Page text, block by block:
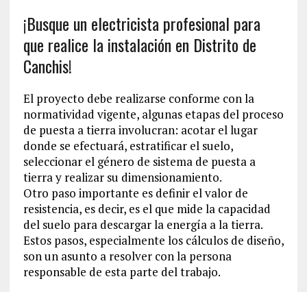
¡Busque un electricista profesional para
que realice la instalación en Distrito de
Canchis!
El proyecto debe realizarse conforme con la
normatividad vigente, algunas etapas del proceso
de puesta a tierra involucran: acotar el lugar
donde se efectuará, estratificar el suelo,
seleccionar el género de sistema de puesta a
tierra y realizar su dimensionamiento.
Otro paso importante es definir el valor de
resistencia, es decir, es el que mide la capacidad
del suelo para descargar la energía a la tierra.
Estos pasos, especialmente los cálculos de diseño,
son un asunto a resolver con la persona
responsable de esta parte del trabajo.